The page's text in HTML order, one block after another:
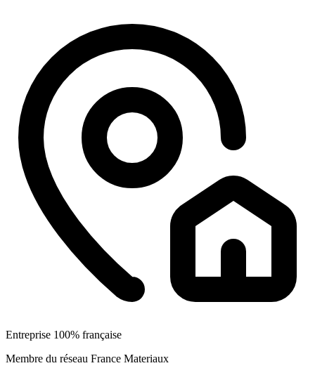
Entreprise 100% française
Membre du réseau France Materiaux